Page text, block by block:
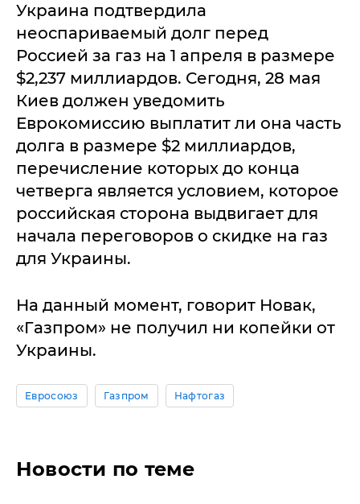
Украина подтвердила
неоспариваемый долг перед
Россией за газ на 1 апреля в размере
$2,237 миллиардов. Сегодня, 28 мая
Киев должен уведомить
Еврокомиссию выплатит ли она часть
долга в размере $2 миллиардов,
перечисление которых до конца
четверга является условием, которое
российская сторона выдвигает для
начала переговоров о скидке на газ
для Украины.
На данный момент, говорит Новак,
«Газпром» не получил ни копейки от
Украины.
Евросоюз Газпром Нафтогаз
Новости по теме